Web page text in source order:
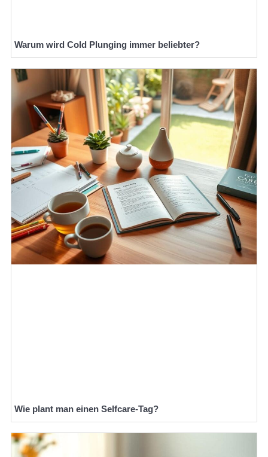
Warum wird Cold Plunging immer beliebter?
Wie plant man einen Selfcare-Tag?